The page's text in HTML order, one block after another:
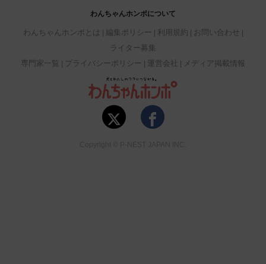
わんちゃんホンポについて
わんちゃんホンポとは 編集ポリシー 利用規約
お問い合わせ
ライター募集
専門家一覧
プライバシーポリシー 運営会社 メディア掲載情報